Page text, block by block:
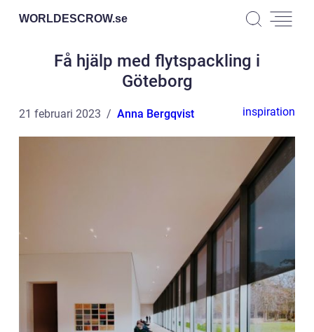
WORLDESCROW.se
Få hjälp med flytspackling i
Göteborg
21 februari 2023 Anna Bergqvist inspiration